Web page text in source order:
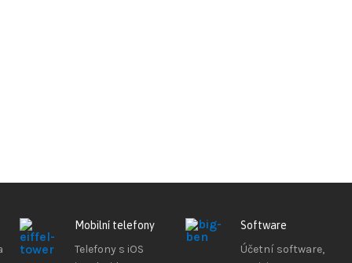
Mobilní telefony
Telefony s iOS
Software
Účetní software,